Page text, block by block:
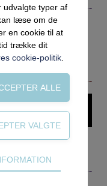
gratis i en
udvalgte typer af
læse om de
en cookie til at
trække dit
cookie-politik
hjemmesidens